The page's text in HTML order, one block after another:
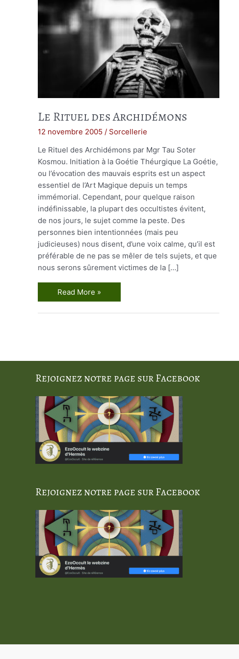
Le Rituel des Archidémons
12 novembre 2005 / Sorcellerie
Le Rituel des Archidémons par Mgr Tau Soter
Kosmou. Initiation à la Goétie Théurgique La Goétie,
ou l’évocation des mauvais esprits est un aspect
essentiel de l’Art Magique depuis un temps
immémorial. Cependant, pour quelque raison
indéfinissable, la plupart des occultistes évitent,
de nos jours, le sujet comme la peste. Des
personnes bien intentionnées (mais peu
judicieuses) nous disent, d’une voix calme, qu’il est
préférable de ne pas se mêler de tels sujets, et que
nous serons sûrement victimes de la […]
Le
Rituel
des
Archidémons
Read More »
Rejoignez notre page sur Facebook
Rejoignez notre page sur Facebook